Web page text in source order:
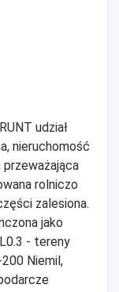
udział
nieruchomość
przeważająca
rolniczo
zalesiona.
jako
- tereny
Niemil,